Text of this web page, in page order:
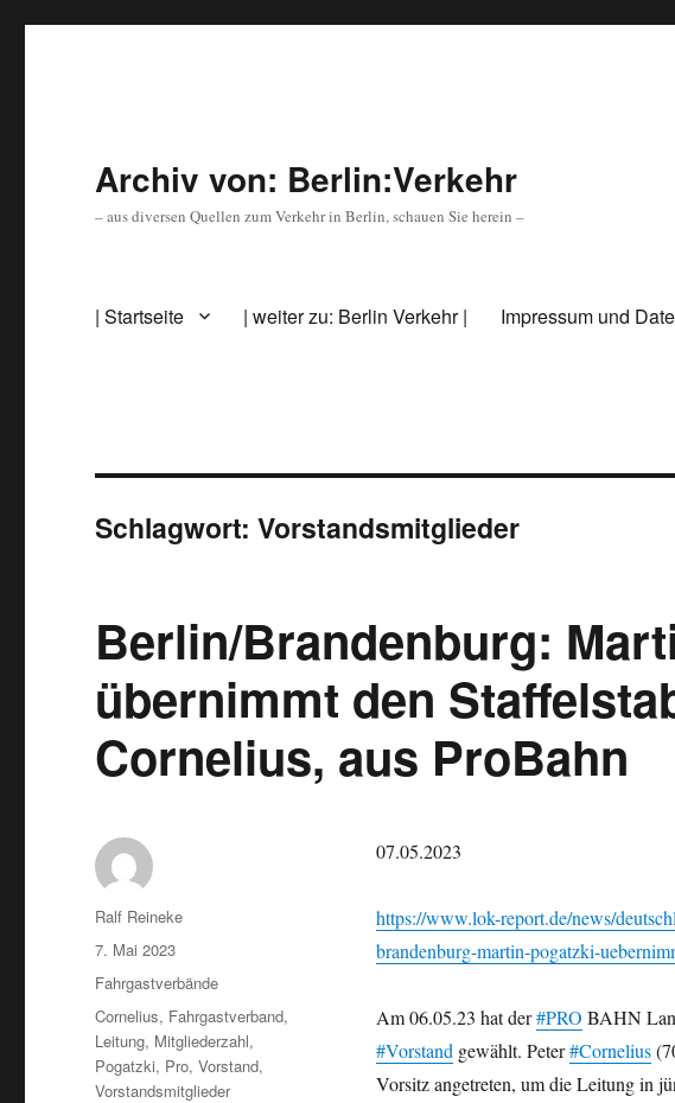
Archiv von: Berlin:Verkehr
– aus diversen Quellen zum Verkehr in Berlin, schauen Sie herein –
| Startseite | weiter zu: Berlin Verkehr | Impressum und
Schlagwort:Vorstandsmitglieder
Berlin/Brandenburg:
übernimmt den
Cornelius, aus ProBahn
07.05.2023
https://www.lok-report.de/news/
brandenburg-martin-pogatzki-
Am 06.05.23 hat der#PRO BAHN
#Vorstand gewählt. Peter#Cornelius
Vorsitz angetreten, um die Leitung in
Autor
Ralf Reineke
Veröffentlicht
am
7. Mai 2023
Kategorien
Fahrgastverbände
Schlagwörter
Cornelius, Fahrgastverband,
Leitung, Mitgliederzahl,
Pogatzki, Pro,Vorstand,
Vorstandsmitglieder